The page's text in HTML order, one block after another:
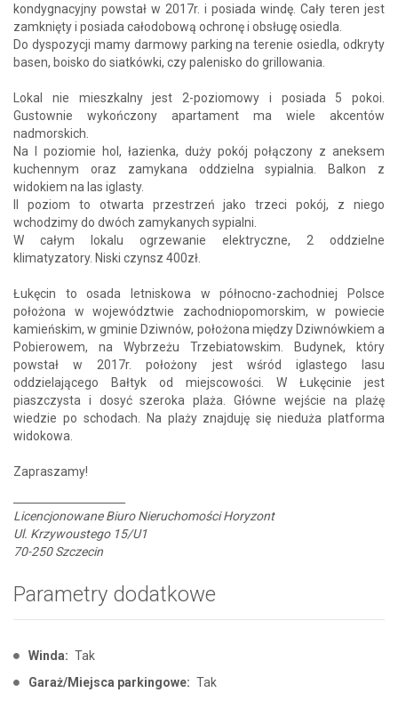
kondygnacyjny powstał w 2017r. i posiada windę. Cały teren jest
zamknięty i posiada całodobową ochronę i obsługę osiedla.
Do dyspozycji mamy darmowy parking na terenie osiedla, odkryty
basen, boisko do siatkówki, czy palenisko do grillowania.
Lokal nie mieszkalny jest 2-poziomowy i posiada 5 pokoi.
Gustownie wykończony apartament ma wiele akcentów
nadmorskich.
Na I poziomie hol, łazienka, duży pokój połączony z aneksem
kuchennym oraz zamykana oddzielna sypialnia. Balkon z
widokiem na las iglasty.
II poziom to otwarta przestrzeń jako trzeci pokój, z niego
wchodzimy do dwóch zamykanych sypialni.
W całym lokalu ogrzewanie elektryczne, 2 oddzielne
klimatyzatory. Niski czynsz 400zł.
Łukęcin to osada letniskowa w północno-zachodniej Polsce
położona w województwie zachodniopomorskim, w powiecie
kamieńskim, w gminie Dziwnów, położona między Dziwnówkiem a
Pobierowem, na Wybrzeżu Trzebiatowskim. Budynek, który
powstał w 2017r. położony jest wśród iglastego lasu
oddzielającego Bałtyk od miejscowości. W Łukęcinie jest
piaszczysta i dosyć szeroka plaża. Główne wejście na plażę
wiedzie po schodach. Na plaży znajduję się nieduża platforma
widokowa.
Zapraszamy!
Licencjonowane Biuro Nieruchomości Horyzont
Ul. Krzywoustego 15/U1
70-250 Szczecin
Parametry dodatkowe
Winda: Tak
Garaż/Miejsca parkingowe: Tak